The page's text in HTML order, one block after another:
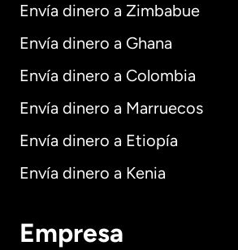
Envía dinero a Zimbabue
Envía dinero a Ghana
Envía dinero a Colombia
Envía dinero a Marruecos
Envía dinero a Etiopía
Envía dinero a Kenia
Empresa